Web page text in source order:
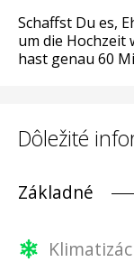
Schaffst Du es,
um die Hochzeit
hast genau 60
Dôležité
Základné